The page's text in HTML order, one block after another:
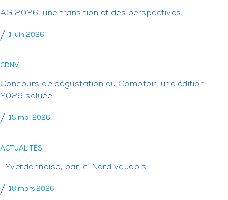
AG 2026, une transition et des perspectives
1 juin 2026
CDNV
Concours de dégustation du Comptoir, une édition
2026 saluée
15 mai 2026
ACTUALITÉS
L’Yverdonnoise, par ici Nord vaudois
18 mars 2026